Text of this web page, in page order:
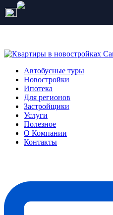
Количество мест ограничено
Автобусные туры
Новостройки
Ипотека
Для регионов
Застройщики
Услуги
Полезное
О Компании
Контакты